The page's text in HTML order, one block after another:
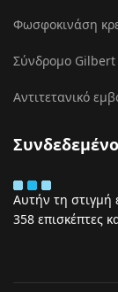
Φωσφοκινάση
Σύνδρομο Gilbert
Αντιτετανικό
Αυτήν τη στιγμή
358 επισκέπτες